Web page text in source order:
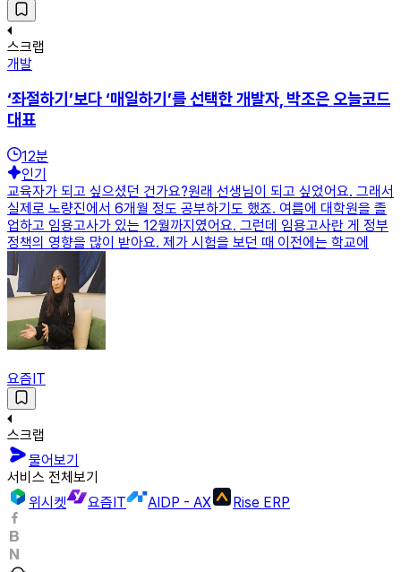
스크랩
개발
‘좌절하기’보다 ‘매일하기’를 선택한 개발자, 박조은 오늘코드
대표
12분
인기
교육자가 되고 싶으셨던 건가요?원래 선생님이 되고 싶었어요. 그래서
실제로 노량진에서 6개월 정도 공부하기도 했죠. 여름에 대학원을 졸
업하고 임용고사가 있는 12월까지였어요. 그런데 임용고사란 게 정부
정책의 영향을 많이 받아요. 제가 시험을 보던 때 이전에는 학교에
요즘IT
스크랩
물어보기
서비스 전체보기
위시켓
요즘IT AIDP - AX Rise ERP